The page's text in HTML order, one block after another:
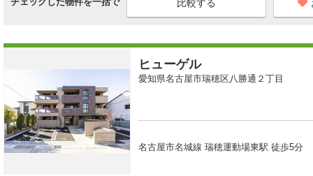
ヒューゲル
愛知県名古屋市瑞穂区八勝通２丁目
名古屋市名城線 瑞穂運動場東駅 徒歩5分